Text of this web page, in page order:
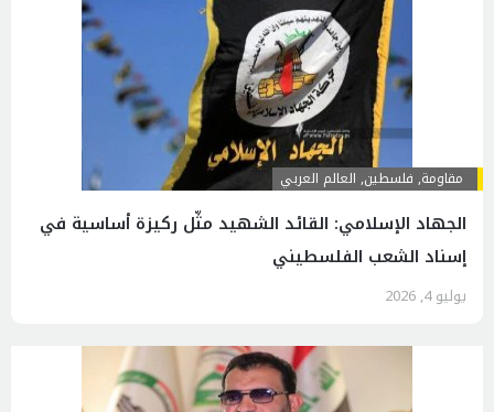
مقاومة, فلسطين, العالم العربي
الجهاد الإسلامي: القائد الشهيد مثّل ركيزة أساسية في
إسناد الشعب الفلسطيني
يوليو 4, 2026